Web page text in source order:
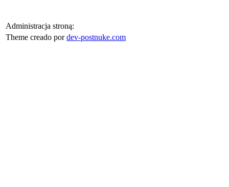
Administracja stroną:
Theme creado pordev-postnuke.com